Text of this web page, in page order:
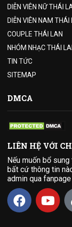
DIỄN VIÊN NỮ THÁI
DIỄN VIÊN NAM THÁI
COUPLE THÁI LAN
NHÓM NHẠC THÁI
TIN TỨC
SITEMAP
DMCA
LIÊN HỆ VỚI
Nếu muốn bổ
bất cứ thông tin
admin qua